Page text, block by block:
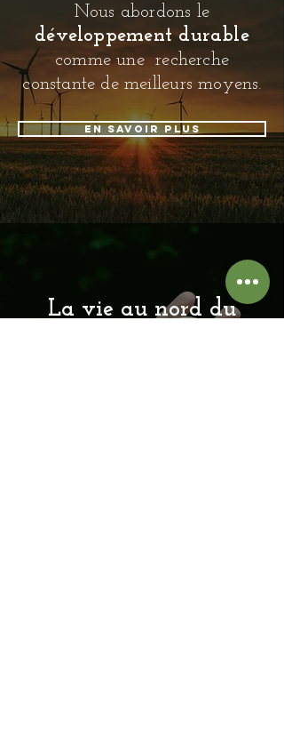
Nous abordons le
développement durable
comme une recherche
constante de meilleurs moyens.
En savoir plus
La vie au nord du